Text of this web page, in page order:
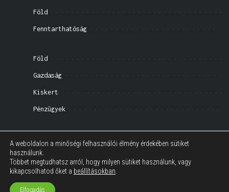
Föld
Fenntarthatóság
Föld
Gazdaság
Kiskert
Pénzügyek
Impresszum
Általános Szerződési Feltételek
A weboldalon a minőségi felhasználói élmény érdekében sütiket
használunk.
Többet megtudhatsz arról, hogy milyen sütiket használunk, vagy
kikapcsolhatod őket a beállításokban
Elfogadás